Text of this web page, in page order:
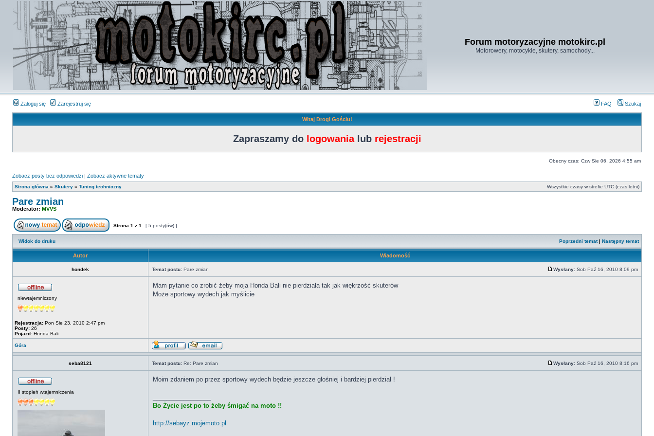
Forum motoryzacyjne motokirc.pl
Motorowery, motocykle, skutery, samochody...
Zaloguj się Zarejestruj się FAQ Szukaj
Witaj Drogi Gościu!
Zapraszamy do logowanialub rejestracji
Obecny czas: Czw Sie 06, 2026 4:55 am
Zobacz posty bez odpowiedzi | Zobacz aktywne tematy
Strona główna » Skutery » Tuning techniczny Wszystkie czasy w strefie UTC (czas letni)
Pare zmian
Moderator: MVVS
Strona 1 z 1 [ 5 posty(ów) ]
Widok do druku Poprzedni temat| Następny temat
Autor Wiadomość
hondek Temat postu: Pare zmian Wysłany: Sob Paź 16, 2010 8:09 pm
niewtajemniczony
Rejestracja: Pon Sie 23, 2010 2:47 pm
Posty: 26
Pojazd: Honda Bali
Mam pytanie co zrobić żeby moja Honda Bali nie pierdziała tak jak więkrzość skuterów
Może sportowy wydech jak myślicie
Góra
seba8121 Temat postu: Re: Pare zmian Wysłany: Sob Paź 16, 2010 8:16 pm
II stopień wtajemniczenia
Moim zdaniem po przez sportowy wydech będzie jeszcze głośniej i bardziej pierdział !
Bo Życie jest po to żeby śmigać na moto !!
http://sebayz.mojemoto.pl